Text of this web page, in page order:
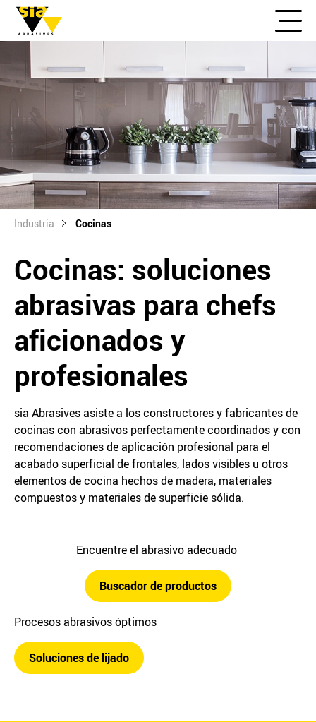
Industria Cocinas
Cocinas: soluciones
abrasivas para chefs
aficionados y
profesionales
sia Abrasives asiste a los constructores y fabricantes de
cocinas con abrasivos perfectamente coordinados y con
recomendaciones de aplicación profesional para el
acabado superficial de frontales, lados visibles u otros
elementos de cocina hechos de madera, materiales
compuestos y materiales de superficie sólida.
Encuentre el abrasivo adecuado
Buscador de productos
Procesos abrasivos óptimos
Soluciones de lijado